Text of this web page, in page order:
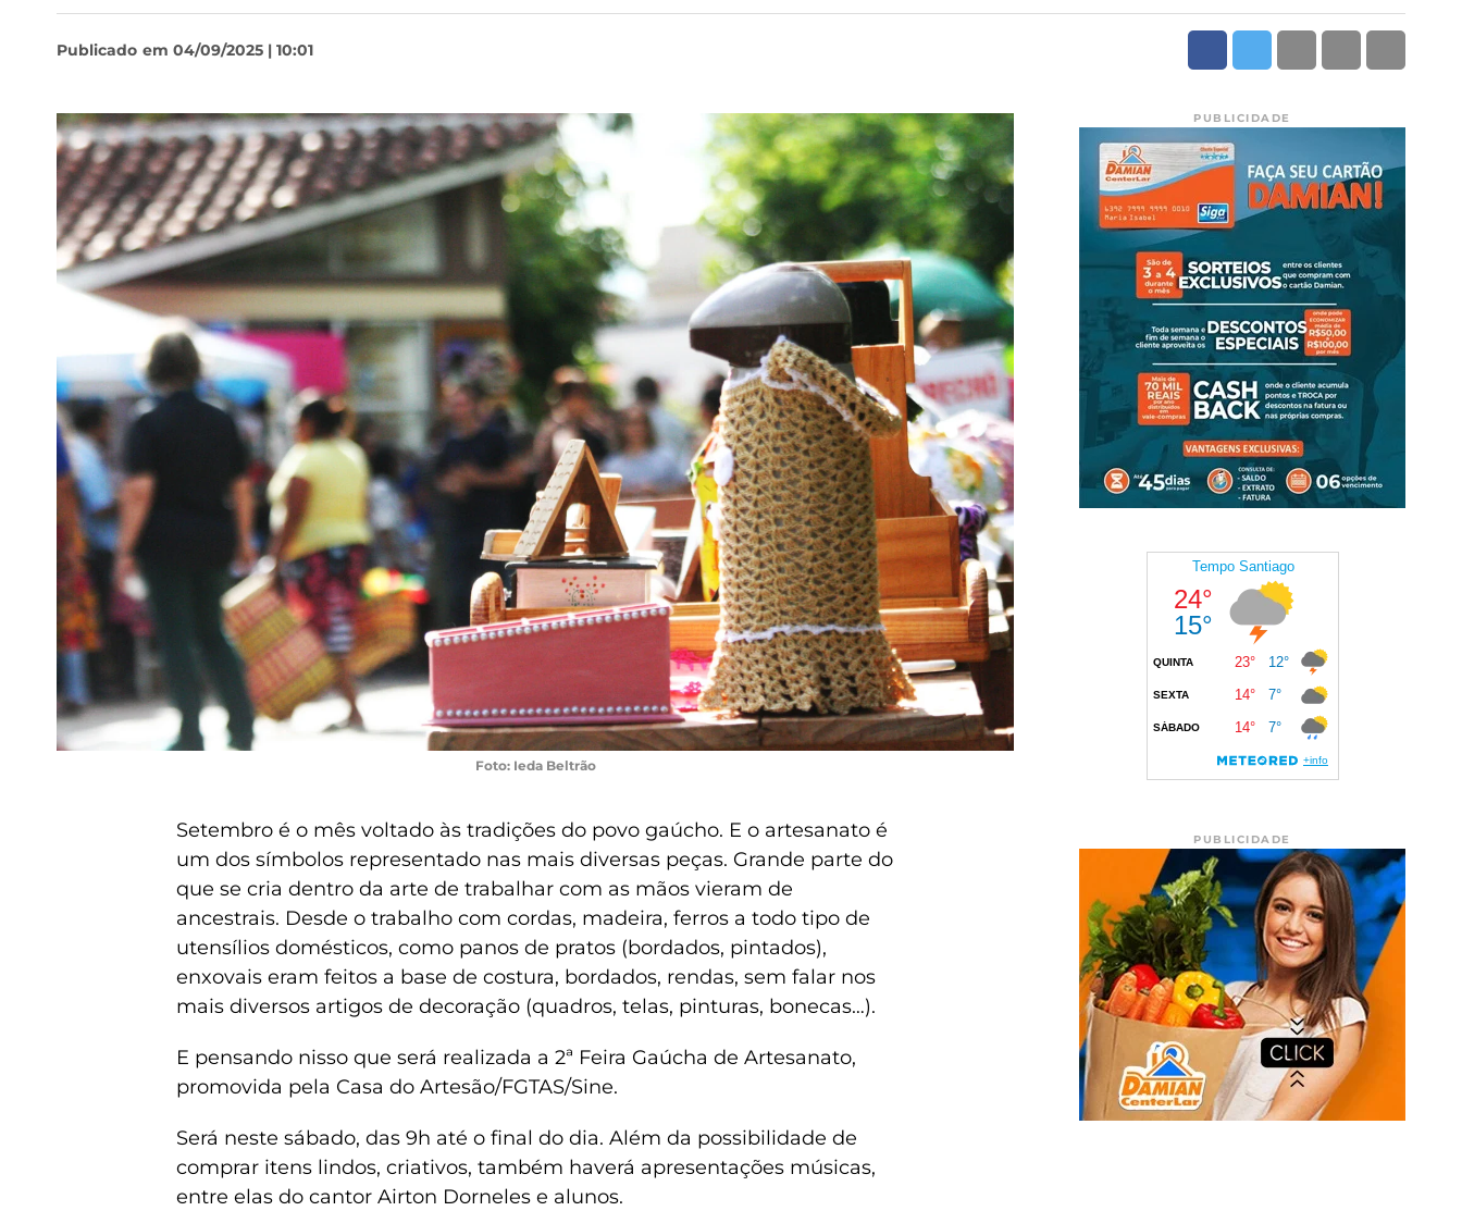
Publicado em 04/09/2025 | 10:01
Foto: Ieda Beltrão
Setembro é o mês voltado às tradições do povo gaúcho. E o artesanato é
um dos símbolos representado nas mais diversas peças. Grande parte do
que se cria dentro da arte de trabalhar com as mãos vieram de
ancestrais. Desde o trabalho com cordas, madeira, ferros a todo tipo de
utensílios domésticos, como panos de pratos (bordados, pintados),
enxovais eram feitos a base de costura, bordados, rendas, sem falar nos
mais diversos artigos de decoração (quadros, telas, pinturas, bonecas…).
E pensando nisso que será realizada a 2ª Feira Gaúcha de Artesanato,
promovida pela Casa do Artesão/FGTAS/Sine.
Será neste sábado, das 9h até o final do dia. Além da possibilidade de
comprar itens lindos, criativos, também haverá apresentações músicas,
entre elas do cantor Airton Dorneles e alunos.
PUBLICIDADE
PUBLICIDADE